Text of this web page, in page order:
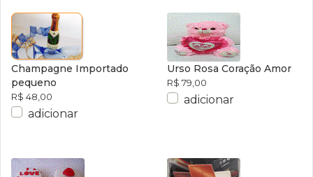
Champagne Importado
pequeno
R$ 48,00
adicionar
Urso Rosa Coração Amor
R$ 79,00
adicionar